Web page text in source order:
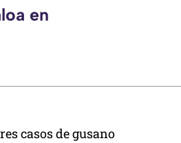
en
casos de gusano